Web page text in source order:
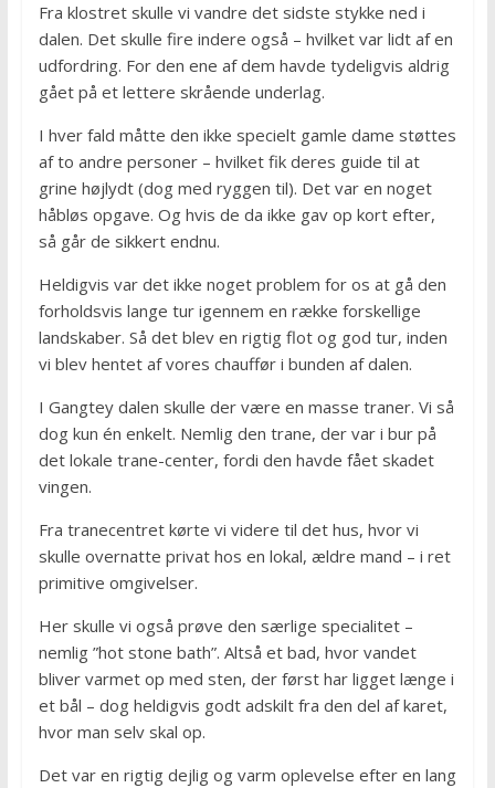
Fra klostret skulle vi vandre det sidste stykke ned i
dalen. Det skulle fire indere også – hvilket var lidt af en
udfordring. For den ene af dem havde tydeligvis aldrig
gået på et lettere skrående underlag.
I hver fald måtte den ikke specielt gamle dame støttes
af to andre personer – hvilket fik deres guide til at
grine højlydt (dog med ryggen til). Det var en noget
håbløs opgave. Og hvis de da ikke gav op kort efter,
så går de sikkert endnu.
Heldigvis var det ikke noget problem for os at gå den
forholdsvis lange tur igennem en række forskellige
landskaber. Så det blev en rigtig flot og god tur, inden
vi blev hentet af vores chauffør i bunden af dalen.
I Gangtey dalen skulle der være en masse traner. Vi så
dog kun én enkelt. Nemlig den trane, der var i bur på
det lokale trane-center, fordi den havde fået skadet
vingen.
Fra tranecentret kørte vi videre til det hus, hvor vi
skulle overnatte privat hos en lokal, ældre mand – i ret
primitive omgivelser.
Her skulle vi også prøve den særlige specialitet –
nemlig ”hot stone bath”. Altså et bad, hvor vandet
bliver varmet op med sten, der først har ligget længe i
et bål – dog heldigvis godt adskilt fra den del af karet,
hvor man selv skal op.
Det var en rigtig dejlig og varm oplevelse efter en lang